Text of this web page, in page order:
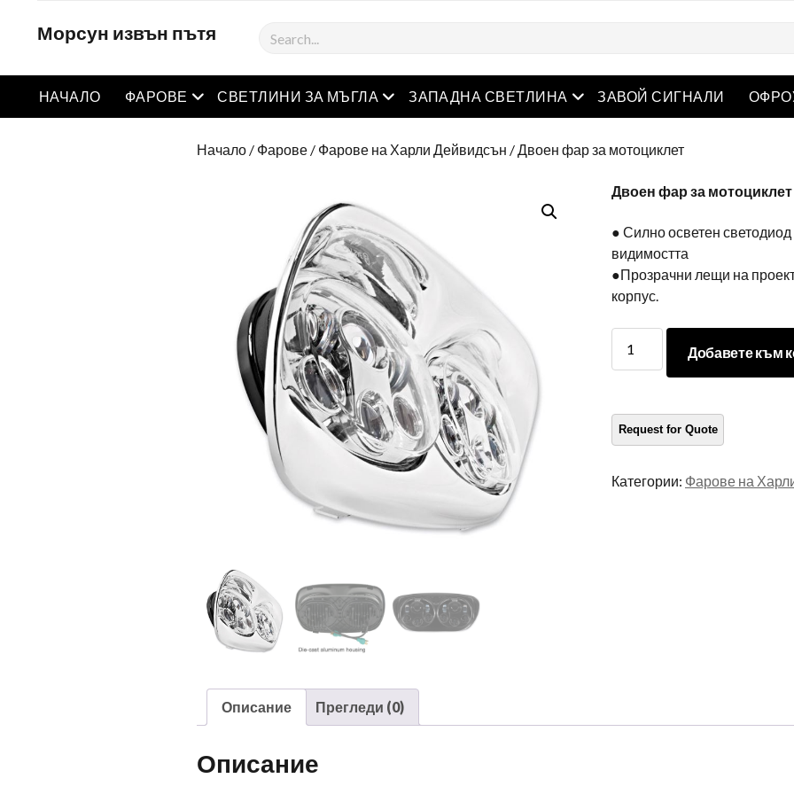
Морсун извън пътя Търсене
НАЧАЛО ФАРОВЕ Отворете менюто
СВЕТЛИНИ ЗА МЪГЛА Отворете менюто
ЗАПАДНА СВЕТЛИНА Отворете менюто
ЗАВОЙ СИГНАЛИ
Начало / Фарове / Фарове на Харли Дейвидсън / Двоен фар за мотоциклет
Двоен фар за мотоциклет
● Силно осветен
видимостта
●Прозрачни лещи на
корпус.
фар
количество
Добавете към
Категории: Фарове на
Описание Прегледи (0)
Описание